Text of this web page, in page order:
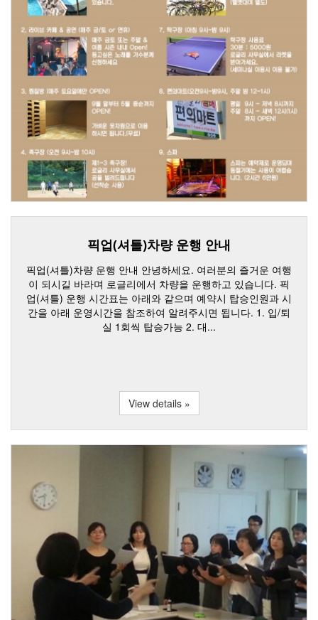
픽업(셔틀)차량 운행 안내
픽업(셔틀)차량 운행 안내 안녕하세요. 여러분의 즐거운 여행
이 되시길 바라며 로글리에서 차량을 운행하고 있습니다. 픽
업(셔틀) 운행 시간표는 아래와 같으며 예약시 탑승인원과 시
간을 아래 운영시간을 참조하여 알려주시면 됩니다. 1. 입/퇴
실 1회씩 탑승가능 2. 대...
View details »